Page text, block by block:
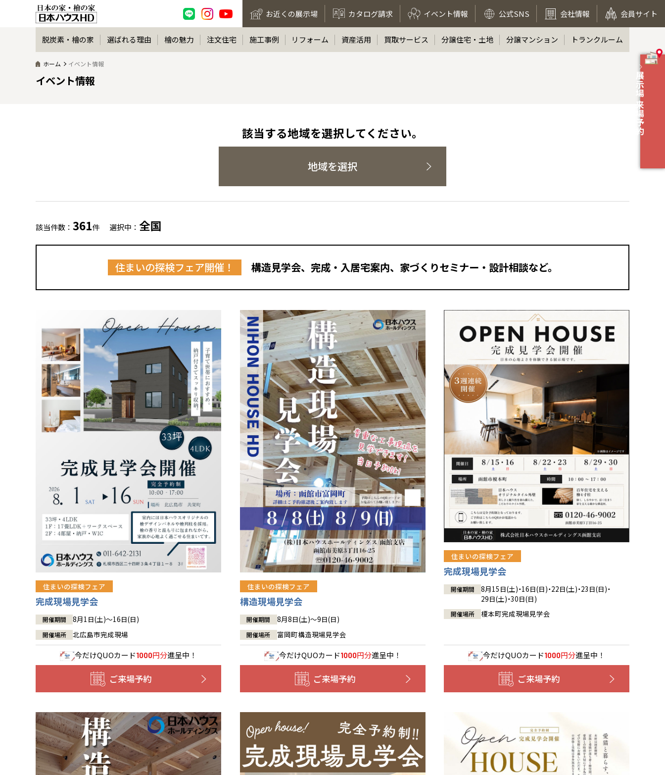
お近くの展示場 カタログ請求 イベント情報 公式SNS 会社情報 会員サイト
展示場 来場予約
脱炭素・檜の家 選ばれる理由 檜の魅力 注文住宅 施工事例 リフォーム 資産活用 買取サービス 分譲住宅・土地 分譲マンション トランクルーム
ホーム イベント情報
イベント情報
該当する地域を選択してください。
地域を選択
該当件数： 361件 選択中： 全国
住まいの探検フェア開催！ 構造見学会、完成・入居宅案内、家づくりセミナー・設計相談など。
住まいの探検フェア
完成現場見学会
開催期間 8月1日(土)～16日(日)
開催場所 北広島市完成現場
今だけQUOカード1000円分進呈中！
ご来場予約
住まいの探検フェア
構造現場見学会
開催期間 8月8日(土)～9日(日)
開催場所 富岡町構造現場見学会
今だけQUOカード1000円分進呈中！
ご来場予約
住まいの探検フェア
完成現場見学会
開催期間
8月15日(土)・16日(日)・22日(土)・23日(日)・
29日(土)・30日(日)
開催場所 榎本町完成現場見学会
今だけQUOカード1000円分進呈中！
ご来場予約
全国の展示場
北海道
札幌
道央
道北
東北
青森
秋田
宮城
福島
甲信越・北陸
新潟
富山
石川
福井
関東
神奈川
埼玉
千葉
茨城
栃木
群馬
岐阜
静岡
三重
大阪
京都
兵庫
奈良
滋賀
中国・四国
岡山
香川
愛媛
鳥取
徳島
高知
九州
福岡
佐賀
熊本
長崎
沖縄
分譲マンション
※現住所のある都道府県以外の建築予定地の方でも
現住所の有るお近くの展示場又は店舗にお問合せください。
移住の計画の方もご相談対応します。お気軽にご相談ください。
お近くのイベント
北海道
札幌
札幌
小樽
道央
苫小牧千歳
小樽
道北
旭川
道南
函館
室蘭
道東
帯広
釧路
東北
青森県
八戸
青森
秋田県
秋田
岩手県
盛岡
北上
山形県
山形
宮城県
仙台
福島県
郡山
福島
いわき
会津
甲信越・北陸
新潟県
新潟
長岡
甲府
長野県
長野
松本
富山県
富山
石川県
金沢
福井県
福井
関東
東京都
世田谷
八王子
神奈川県
横浜
湘南
相模
埼玉県
埼玉
所沢
千葉県
千葉
茨城県
水戸
栃木県
宇都宮
小山
群馬
伊勢崎
愛知県
名古屋
豊橋
岐阜県
岐阜
静岡県
静岡
浜松
三重県
四日市
大阪府
大阪
京都府
京都
兵庫県
姫路
奈良県
奈良
中国・四国
岡山県
岡山
香川県
高松
愛媛県
九州
福岡県
福岡
佐賀県
佐賀
熊本県
熊本
大分県
大分
宮崎